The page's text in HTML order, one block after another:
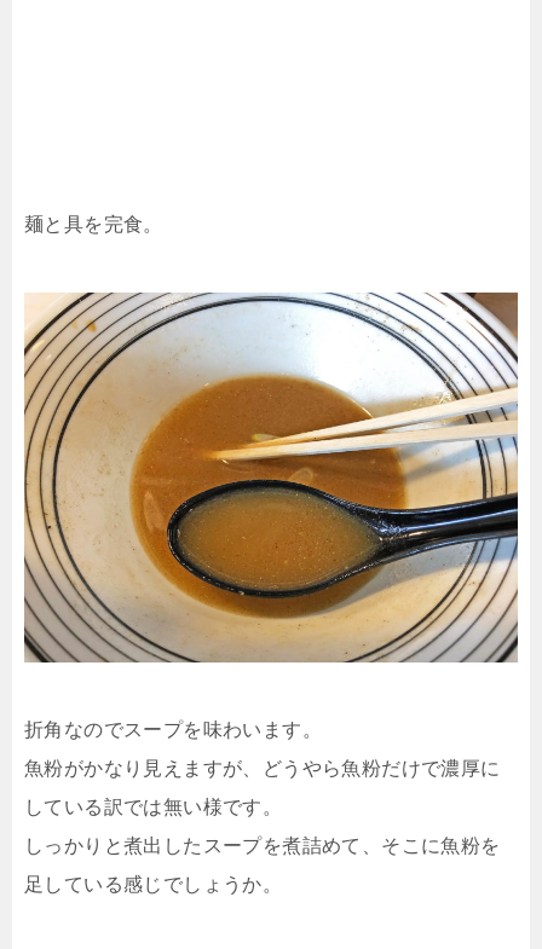
麺と具を完食。
折角なのでスープを味わいます。
魚粉がかなり見えますが、どうやら魚粉だけで濃厚に
している訳では無い様です。
しっかりと煮出したスープを煮詰めて、そこに魚粉を
足している感じでしょうか。